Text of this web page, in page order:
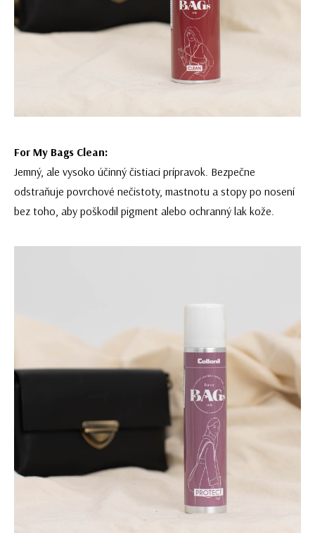
For My Bags Clean:
Jemný, ale vysoko účinný čistiaci prípravok. Bezpečne
odstraňuje povrchové nečistoty, mastnotu a stopy po nosení
bez toho, aby poškodil pigment alebo ochranný lak kože.